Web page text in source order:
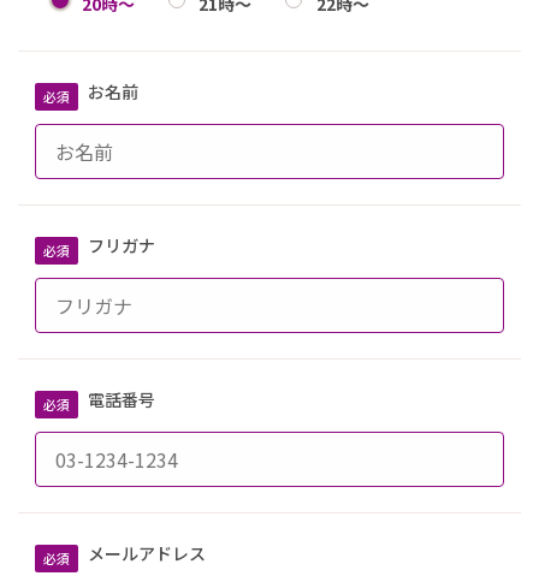
お名前
フリガナ
電話番号
メールアドレス